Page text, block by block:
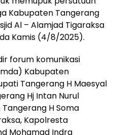
Kabupaten Tangerang
Al – Alamjad Tigaraksa
Kamis (4/8/2025).
forum komunikasi
Kabupaten
Tangerang H Maesyal
Hj Intan Nurul
H Soma
Kapolresta
Mohamad Indra